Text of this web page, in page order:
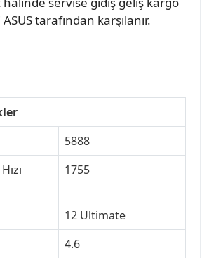
tarafından karşılanır.
5888
1755
12 Ultimate
4.6